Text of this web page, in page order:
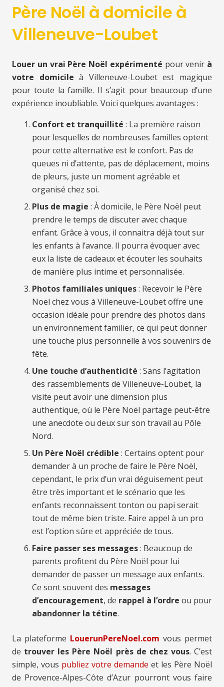
Père Noël à domicile à
Villeneuve-Loubet
Louer un vrai Père Noël expérimenté pour venir à
votre domicile à Villeneuve-Loubet est magique
pour toute la famille. Il s’agit pour beaucoup d’une
expérience inoubliable. Voici quelques avantages :
Confort et tranquillité : La première raison
pour lesquelles de nombreuses familles optent
pour cette alternative est le confort. Pas de
queues ni d’attente, pas de déplacement, moins
de pleurs, juste un moment agréable et
organisé chez soi.
Plus de magie : À domicile, le Père Noël peut
prendre le temps de discuter avec chaque
enfant. Grâce à vous, il connaitra déjà tout sur
les enfants à l’avance. Il pourra évoquer avec
eux la liste de cadeaux et écouter les souhaits
de manière plus intime et personnalisée.
Photos familiales uniques: Recevoir le Père
Noël chez vous à Villeneuve-Loubet offre une
occasion idéale pour prendre des photos dans
un environnement familier, ce qui peut donner
une touche plus personnelle à vos souvenirs de
fête.
Une touche d’authenticité : Sans l’agitation
des rassemblements de Villeneuve-Loubet, la
visite peut avoir une dimension plus
authentique, où le Père Noël partage peut-être
une anecdote ou deux sur son travail au Pôle
Nord.
Un Père Noël crédible : Certains optent pour
demander à un proche de faire le Père Noël,
cependant, le prix d’un vrai déguisement peut
être très important et le scénario que les
enfants reconnaissent tonton ou papi serait
tout de même bien triste. Faire appel à un pro
est l’option sûre et appréciée de tous.
Faire passer ses messages: Beaucoup de
parents profitent du Père Noël pour lui
demander de passer un message aux enfants.
Ce sont souvent des messages
d’encouragement, de rappel à l’ordre ou pour
abandonner la tétine.
La plateforme LouerunPereNoel.com vous permet
de trouver les Père Noël près de chez vous. C’est
simple, vous publiez votre demande et les Père Noël
de Provence-Alpes-Côte d’Azur pourront vous faire